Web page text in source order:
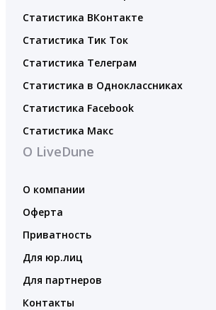
Статистика ВКонтакте
Статистика Тик Ток
Статистика Телеграм
Статистика в Одноклассниках
Статистика Facebook
Статистика Макс
О LiveDune
О компании
Оферта
Приватность
Для юр.лиц
Для партнеров
Контакты